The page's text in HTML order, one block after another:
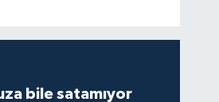
bile satamıyor